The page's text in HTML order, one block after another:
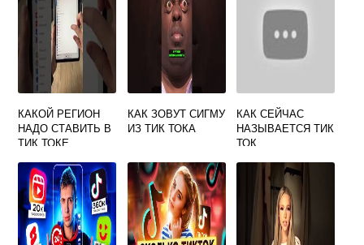
КАКОЙ РЕГИОН
НАДО СТАВИТЬ В
ТИК ТОКЕ
КАК ЗОВУТ СИГМУ
ИЗ ТИК ТОКА
КАК СЕЙЧАС
НАЗЫВАЕТСЯ ТИК
ТОК